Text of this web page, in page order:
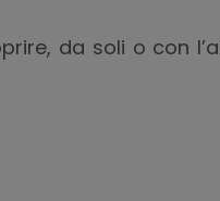
da soli o con